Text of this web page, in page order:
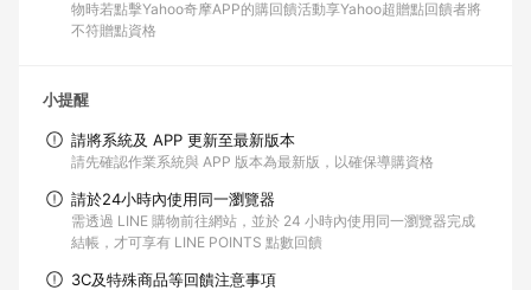
物時若點擊Yahoo奇摩APP的購回饋活動享Yahoo超贈點回饋者將
不符贈點資格
小提醒
請將系統及 APP 更新至最新版本
請先確認作業系統與 APP 版本為最新版，以確保導購資格
請於24小時內使用同一瀏覽器
需透過 LINE 購物前往網站，並於 24 小時內使用同一瀏覽器完成
結帳，才可享有 LINE POINTS 點數回饋
3C及特殊商品等回饋注意事項